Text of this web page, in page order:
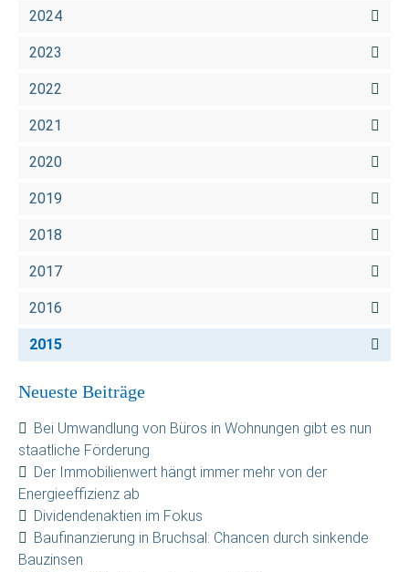
2024
2023
2022
2021
2020
2019
2018
2017
2016
2015
Neueste Beiträge
Bei Umwandlung von Büros in Wohnungen gibt es nun
staatliche Förderung
Der Immobilienwert hängt immer mehr von der
Energieeffizienz ab
Dividendenaktien im Fokus
Baufinanzierung in Bruchsal: Chancen durch sinkende
Bauzinsen